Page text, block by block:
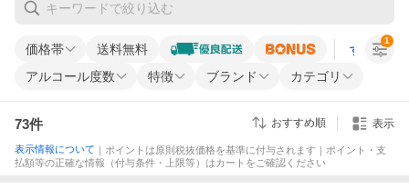
価格帯 送料無料 すべての条
アルコール度数 特徴 ブランド カテゴリ
1
73件 おすすめ順 表示
表示情報について ｜ポイントは原則税抜価格を基準に付与されます｜ポイント・支
払額等の正確な情報（付与条件・上限等）はカートをご確認ください